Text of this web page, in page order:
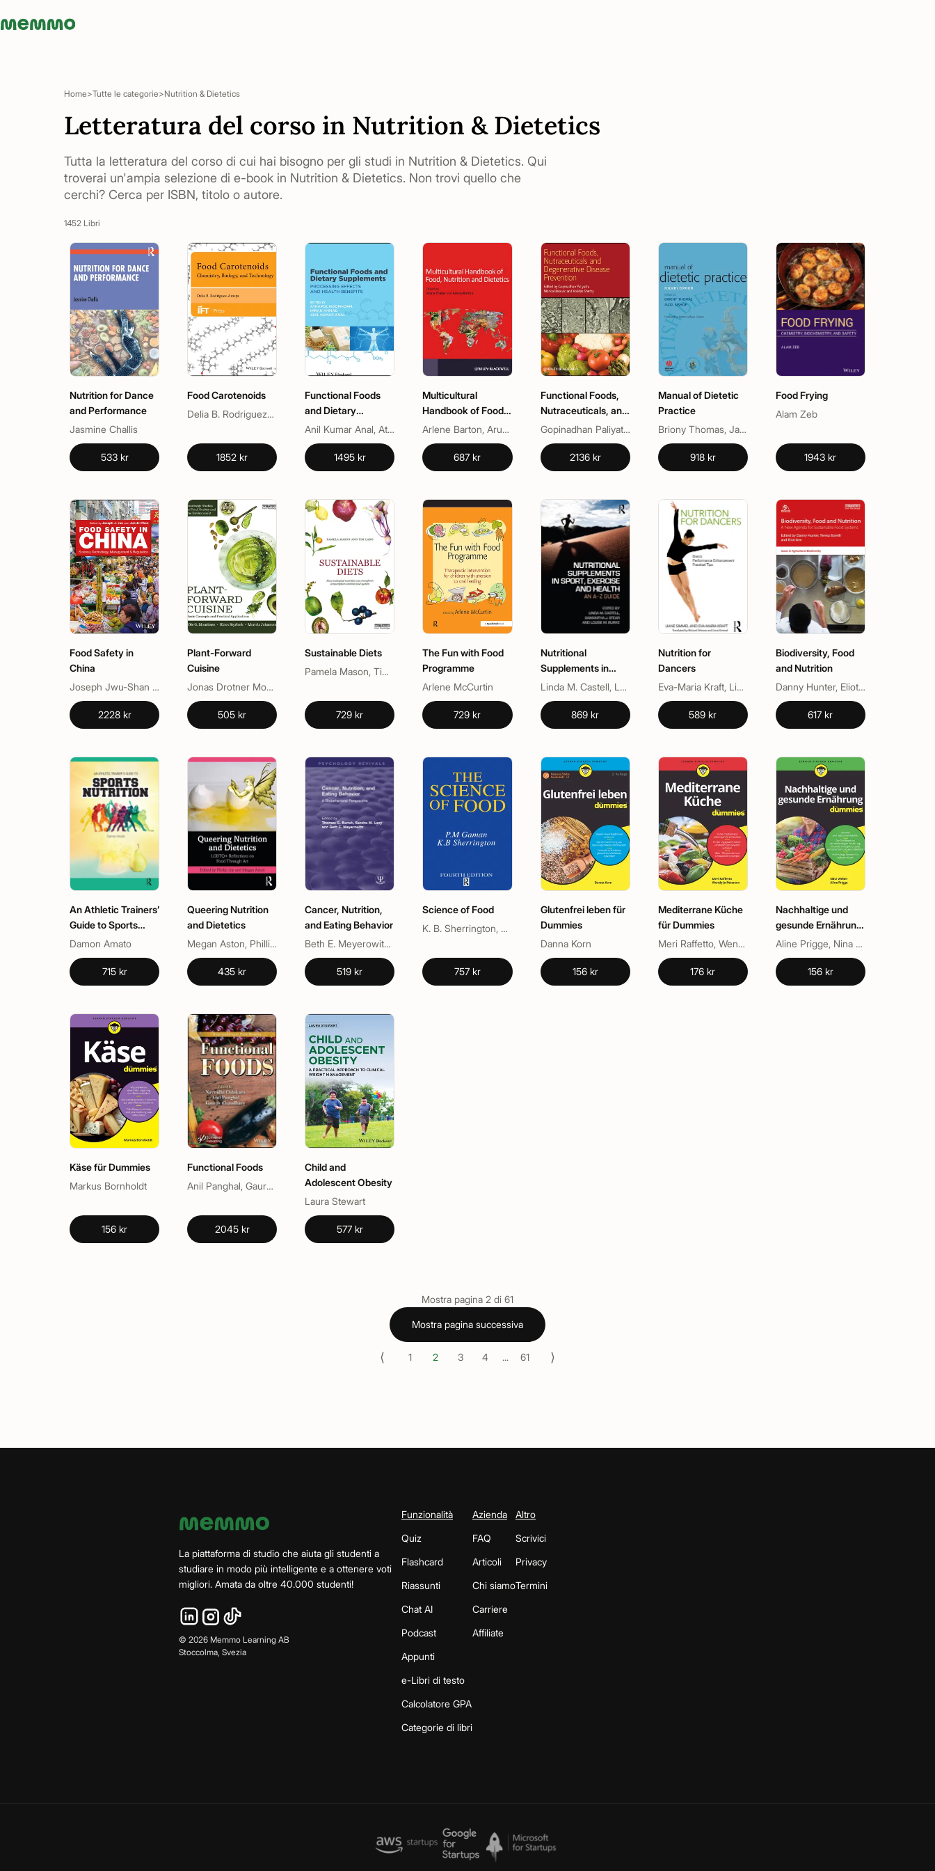
Memmo - AI-verktyg och digital kurslitteratur
Home Tutte le categorie Nutrition & Dietetics
Letteratura del corso in Nutrition & Dietetics
Tutta la letteratura del corso di cui hai bisogno per gli studi in Nutrition & Dietetics. Qui
troverai un'ampia selezione di e-book in Nutrition & Dietetics. Non trovi quello che
cerchi? Cerca per ISBN, titolo o autore.
1452 Libri
Nutrition for Dance
and Performance
Jasmine Challis
533 kr
Food Carotenoids
Delia B. Rodriguez-Amaya
1852 kr
Functional Foods
and Dietary
Supplements
Anil Kumar Anal, Athapol Noomhorm, Imran Ahmad
1495 kr
Multicultural
Handbook of Food,
Nutrition and
Dietetics
Arlene Barton, Aruna Thaker
687 kr
Functional Foods,
Nutraceuticals, and
Degenerative
Disease Prevention
Gopinadhan Paliyath, Kalidas Shetty, Marica Bakovic
2136 kr
Manual of Dietetic
Practice
Briony Thomas, Jacki Bishop
918 kr
Food Frying
Alam Zeb
1943 kr
Food Safety in
China
Joseph Jwu-Shan Jen, Junshi Chen
2228 kr
Plant-Forward
Cuisine
Jonas Drotner Mouritsen, Klavs Styrbæk, Mariela Johansen, Ole G. Mouritsen
505 kr
Sustainable Diets
Pamela Mason, Tim Lang
729 kr
The Fun with Food
Programme
Arlene McCurtin
729 kr
Nutritional
Supplements in
Sport, Exercise and
Health
Linda M. Castell, Louise M. Burke, Samantha J. Stear
869 kr
Nutrition for
Dancers
Eva-Maria Kraft, Liane Simmel
589 kr
Biodiversity, Food
and Nutrition
Danny Hunter, Eliot Gee, Teresa Borelli
617 kr
An Athletic Trainers’
Guide to Sports
Nutrition
Damon Amato
715 kr
Queering Nutrition
and Dietetics
Megan Aston, Phillip Joy
435 kr
Cancer, Nutrition,
and Eating Behavior
Beth E. Meyerowitz, Sandra M. Levy, Thomas G. Burish
519 kr
Science of Food
K. B. Sherrington, P. M. Gaman
757 kr
Glutenfrei leben für
Dummies
Danna Korn
156 kr
Mediterrane Küche
für Dummies
Meri Raffetto, Wendy Jo Peterson
176 kr
Nachhaltige und
gesunde Ernährung
für Dummies
Aline Prigge, Nina Weber
156 kr
Käse für Dummies
Markus Bornholdt
156 kr
Functional Foods
Anil Panghal, Gaurav Chaudhary, Navnidhi Chhikara
2045 kr
Child and
Adolescent Obesity
Laura Stewart
577 kr
Mostra pagina 2 di 61
Mostra pagina successiva
⟨ 1 2 3 4 ... 61 ⟩
La piattaforma di studio che aiuta gli studenti a
studiare in modo più intelligente e a ottenere voti
migliori. Amata da oltre 40.000 studenti!
© 2026 Memmo Learning AB
Stoccolma, Svezia
Funzionalità
Quiz
Flashcard
Riassunti
Chat AI
Podcast
Appunti
e-Libri di testo
Calcolatore GPA
Categorie di libri
Azienda
FAQ
Articoli
Chi siamo
Carriere
Affiliate
Altro
Scrivici
Privacy
Termini